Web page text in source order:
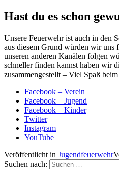
Hast du es schon
Unsere Feuerwehr ist auch in den
aus diesem Grund würden wir uns
unseren anderen Kanälen folgen
schneller finden kannst haben wir
zusammengestellt – Viel Spaß
Facebook – Verein
Facebook – Jugend
Facebook – Kinder
Twitter
Instagram
YouTube
Veröffentlicht in Jugendfeuerwehr
Suchen nach: